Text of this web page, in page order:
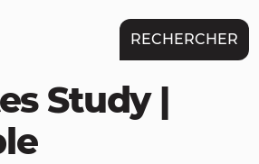
RECHERCHER
Study |